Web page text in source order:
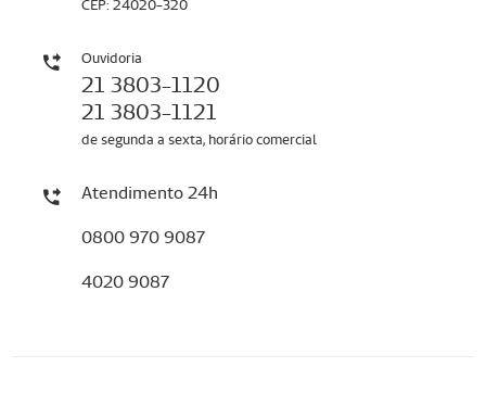
CEP: 24020-320
Ouvidoria
21 3803-1120
21 3803-1121
de segunda a sexta, horário comercial
Atendimento 24h
0800 970 9087
4020 9087